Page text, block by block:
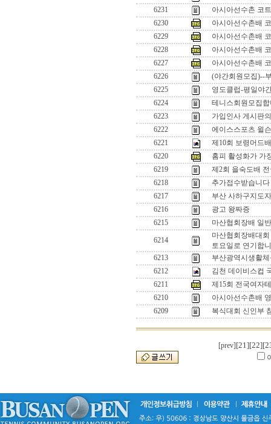
6231
아시아선수촌 코
6230
아시아선수촌배
6229
아시아선수촌배
6228
아시아선수촌배
6227
아시아선수촌배
6226
(야간회원모집)--
6225
영도클럽-평일야
6224
테니스회원모집
6223
가입인사 게시판
6222
에이스스포츠 윌
6221
제10회 보령머드
6220
홈피 활성화가 가
6219
제2회 을숙도배
6218
추가접수받습니
6217
부산 사하구지도
6216
광고 왕짜증
6215
마산협회장배 일
6214
마산협회장배대
토요일로 연기합
6213
부산광역시생활
6212
김천 데이비스컵
6211
제15회 전국여자
6210
아시아선수촌배
6209
복식대회 신인부
[prev] [21][22]